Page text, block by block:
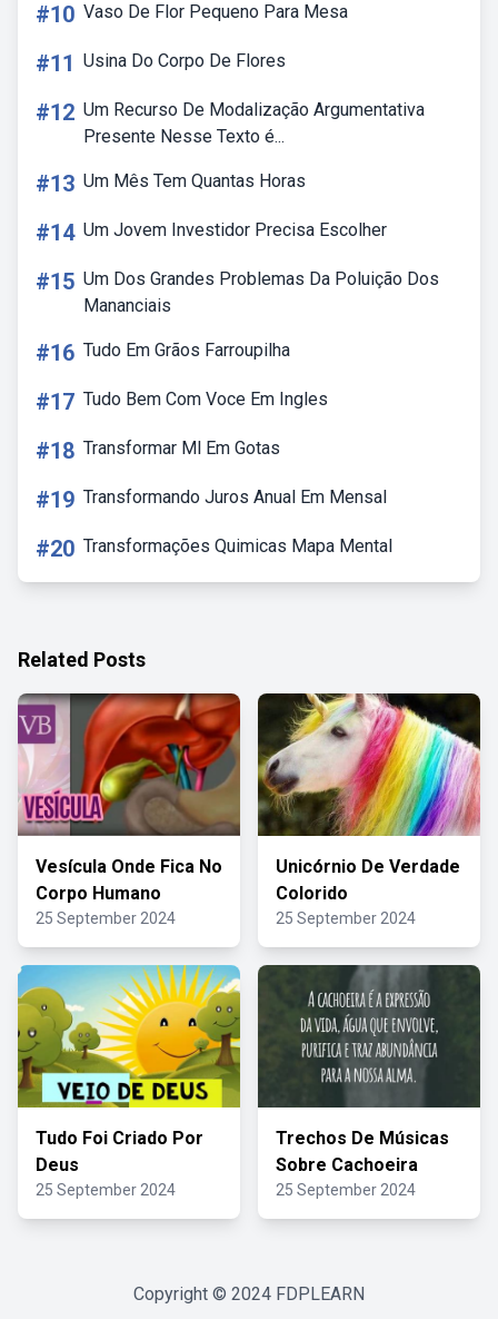
#10 Vaso De Flor Pequeno Para Mesa
#11 Usina Do Corpo De Flores
#12 Um Recurso De Modalização Argumentativa
Presente Nesse Texto é...
#13 Um Mês Tem Quantas Horas
#14 Um Jovem Investidor Precisa Escolher
#15 Um Dos Grandes Problemas Da Poluição Dos
Mananciais
#16 Tudo Em Grãos Farroupilha
#17 Tudo Bem Com Voce Em Ingles
#18 Transformar Ml Em Gotas
#19 Transformando Juros Anual Em Mensal
#20 Transformações Quimicas Mapa Mental
Related Posts
Vesícula Onde Fica No
Corpo Humano
25 September 2024
Unicórnio De Verdade
Colorido
25 September 2024
Tudo Foi Criado Por
Deus
25 September 2024
Trechos De Músicas
Sobre Cachoeira
25 September 2024
Copyright © 2024 FDPLEARN